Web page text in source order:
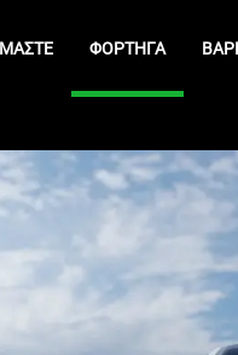
ΦΟΡΤΗΓΆ